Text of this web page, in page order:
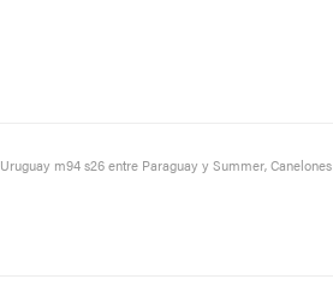
Uruguay m94 s26 entre Paraguay y Summer, Canelones